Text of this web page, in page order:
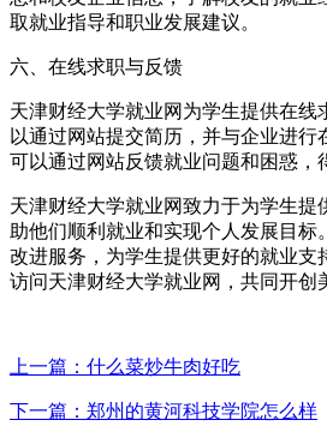
取就业指导和职业发展建议。
六、在线求职与反馈
天津财经大学就业网为学生提供在线
以通过网站提交简历，并与企业进行
可以通过网站反馈就业问题和困惑，
天津财经大学就业网致力于为学生提
助他们顺利就业和实现个人发展目标
改进服务，为学生提供更好的就业支
访问天津财经大学就业网，共同开创
上一篇：什么菜炒牛肉好吃
下一篇：郑州的黄河科技学院怎么样